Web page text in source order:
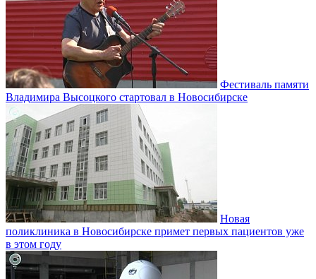
Фестиваль памяти
Владимира Высоцкого стартовал в Новосибирске
Новая
поликлиника в Новосибирске примет первых пациентов уже
в этом году